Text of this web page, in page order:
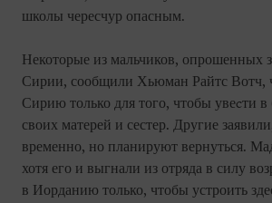
школы чересчур опасным.
Некоторые из мальчиков, опрошенных
Сирии, сообщили Хьюман Райтс Вотч,
Сирию только для того, чтобы увеcти в
своих матерей и сестер. Другие
временно, но планируют вернуться.
хотя его и выгнали из отряда в силу
в Иорданию только, чтобы устроить